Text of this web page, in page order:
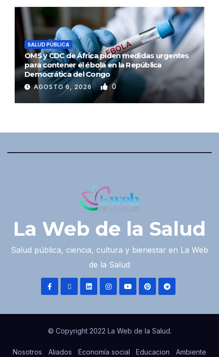
SALUD PÚBLICA
OMS y CDC de África piden medidas urgentes
para contener el ébola en la República
Democrática del Congo
AGOSTO 6, 2026 0
La Web de la Salud
Salud pública, ciencia, cultura y bienestar en La Web
de la Salud
© Copyright 2022 La Web de la Salud.
Nosotros Aliados Economía social Educacion Ambiente